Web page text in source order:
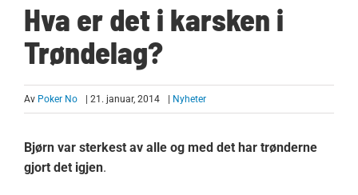
Hva er det i karsken i
Trøndelag?
Av Poker No | 21. januar, 2014 Nyheter
Bjørn var sterkest av alle og med det har trønderne
gjort det igjen.